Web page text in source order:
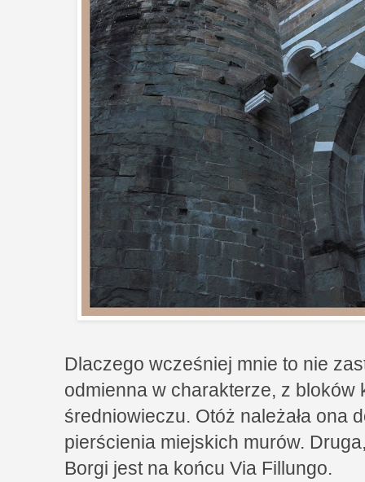
Dlaczego wcześniej mnie to nie
odmienna w charakterze, z bloków
średniowieczu. Otóż należała ona
pierścienia miejskich murów.
Borgi jest na końcu Via Fillungo.